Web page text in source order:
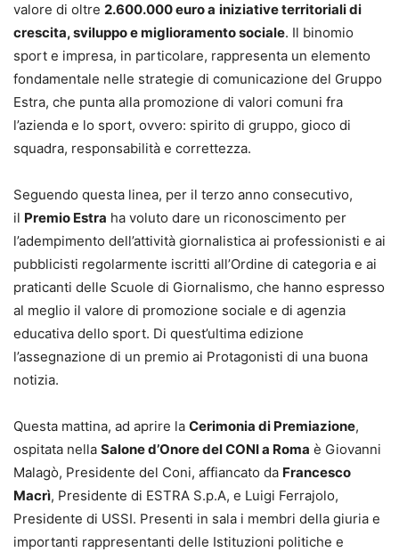
valore di oltre 2.600.000 euro a iniziative territoriali di
crescita, sviluppo e miglioramento sociale. Il binomio
sport e impresa, in particolare, rappresenta un elemento
fondamentale nelle strategie di comunicazione del Gruppo
Estra, che punta alla promozione di valori comuni fra
l’azienda e lo sport, ovvero: spirito di gruppo, gioco di
squadra, responsabilità e correttezza.
Seguendo questa linea, per il terzo anno consecutivo,
il Premio Estra ha voluto dare un riconoscimento per
l’adempimento dell’attività giornalistica ai professionisti e ai
pubblicisti regolarmente iscritti all’Ordine di categoria e ai
praticanti delle Scuole di Giornalismo, che hanno espresso
al meglio il valore di promozione sociale e di agenzia
educativa dello sport. Di quest’ultima edizione
l’assegnazione di un premio ai Protagonisti di una buona
notizia.
Questa mattina, ad aprire la Cerimonia di Premiazione,
ospitata nella Salone d’Onore del CONI a Roma è Giovanni
Malagò, Presidente del Coni, affiancato da Francesco
Macrì, Presidente di ESTRA S.p.A, e Luigi Ferrajolo,
Presidente di USSI. Presenti in sala i membri della giuria e
importanti rappresentanti delle Istituzioni politiche e